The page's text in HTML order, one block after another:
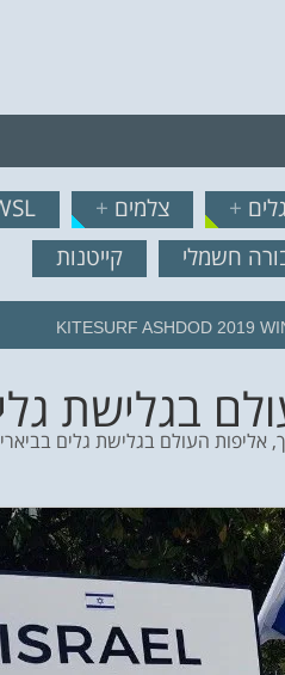
לרשימת + צלמים +
חשמלי
קייטנות
16.2.18
בגלישת
אליפות העולם בגלישת גלים